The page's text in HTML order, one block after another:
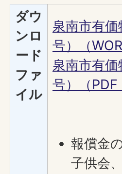
ダウ
ンロ
ード
ファ
イル
泉南市有
号）（
泉南市有
号）（PDF
報償金
子供会